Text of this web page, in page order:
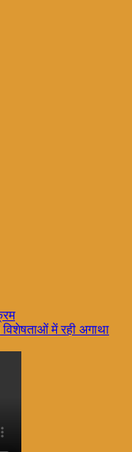
में रही अगाथा